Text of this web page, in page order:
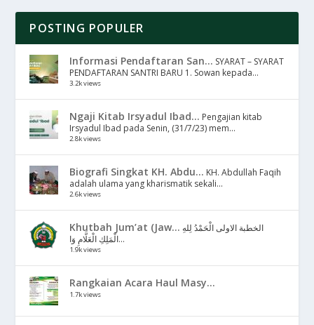
POSTING POPULER
Informasi Pendaftaran San... SYARAT – SYARAT
PENDAFTARAN SANTRI BARU 1. Sowan kepada...
3.2k views
Ngaji Kitab Irsyadul Ibad... Pengajian kitab
Irsyadul Ibad pada Senin, (31/7/23) mem...
2.8k views
Biografi Singkat KH. Abdu... KH. Abdullah Faqih
adalah ulama yang kharismatik sekali...
2.6k views
Khutbah Jum’at (Jaw... الخطبة الاولى الْحَمْدُ لِلهِ
الْمَلِكِ الْعَلَّامِ وَا...
1.9k views
Rangkaian Acara Haul Masy...
1.7k views